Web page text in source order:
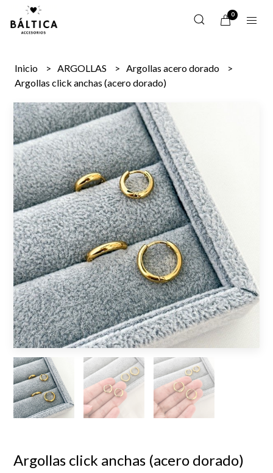
0
Inicio ARGOLLAS
Argollas acero dorado
Argollas click anchas (acero dorado)
Argollas click anchas (acero dorado)